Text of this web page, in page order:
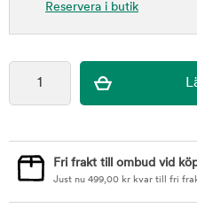
Reservera i butik
Fri frakt till ombud vid
Just nu 499,00 kr kvar till fri